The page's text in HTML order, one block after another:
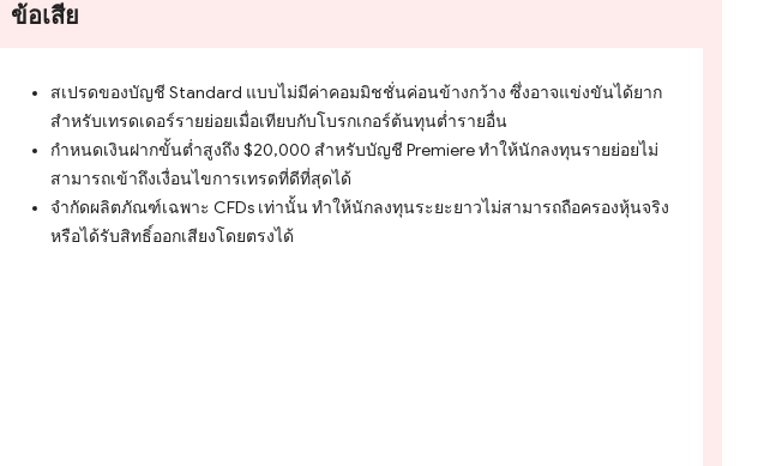
ข้อเสีย
สเปรดของบัญชี Standard แบบไม่มีค่าคอมมิชชั่นค่อนข้างกว้าง ซึ่งอาจแข่งขันได้ยาก
สำหรับเทรดเดอร์รายย่อยเมื่อเทียบกับโบรกเกอร์ต้นทุนต่ำรายอื่น
กำหนดเงินฝากขั้นต่ำสูงถึง $20,000 สำหรับบัญชี Premiere ทำให้นักลงทุนรายย่อยไม่
สามารถเข้าถึงเงื่อนไขการเทรดที่ดีที่สุดได้
จำกัดผลิตภัณฑ์เฉพาะ CFDs เท่านั้น ทำให้นักลงทุนระยะยาวไม่สามารถถือครองหุ้นจริง
หรือได้รับสิทธิ์ออกเสียงโดยตรงได้